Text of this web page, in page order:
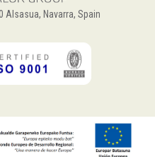
Alsasua, Navarra, Spain